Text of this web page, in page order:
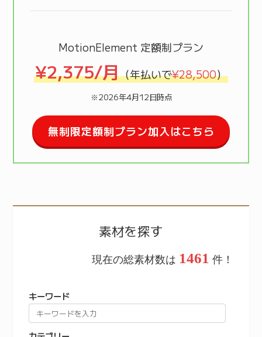
MotionElement 定額制プラン
¥2,375/月（年払いで¥28,500）
※2026年4月12日時点
無制限定額制プラン加入はこちら
素材を探す
現在の総素材数は 1461 件！
キーワード